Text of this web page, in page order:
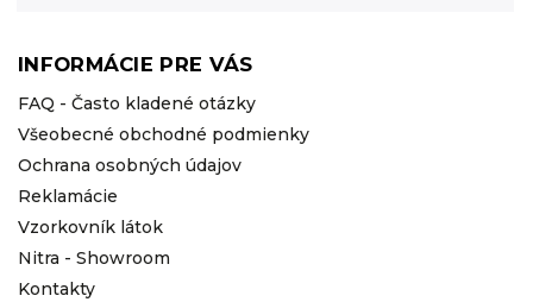
INFORMÁCIE PRE VÁS
FAQ - Často kladené otázky
Všeobecné obchodné podmienky
Ochrana osobných údajov
Reklamácie
Vzorkovník látok
Nitra - Showroom
Kontakty